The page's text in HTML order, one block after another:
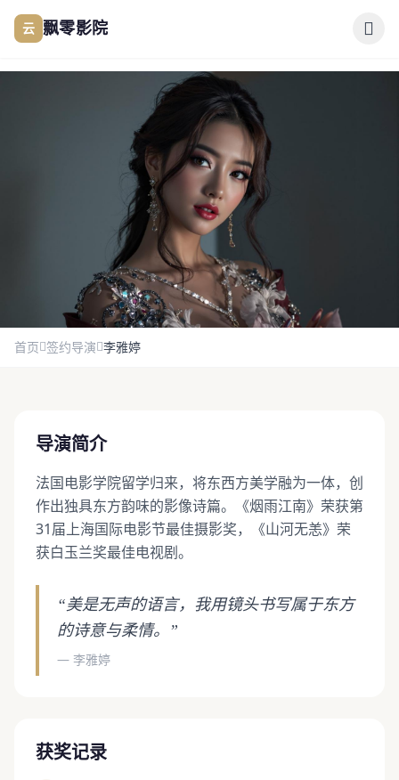
跳过导航
云 飘零影院
合作伙伴
影迷互动 文艺片女导演
首页 签约导演 李雅婷
导演简介
法国电影学院留学归来，将东西方美学融为一体，创
作出独具东方韵味的影像诗篇。《烟雨江南》荣获第
31届上海国际电影节最佳摄影奖，《山河无恙》荣
获白玉兰奖最佳电视剧。
“美是无声的语言，我用镜头书写属于东方
的诗意与柔情。”
— 李雅婷
获奖记录